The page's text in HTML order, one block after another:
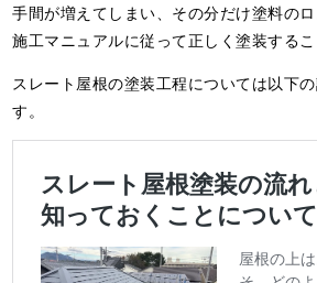
手間が増えてしまい、その分だけ塗料のロ
施工マニュアルに従って正しく塗装するこ
スレート屋根の塗装工程については以下
す。